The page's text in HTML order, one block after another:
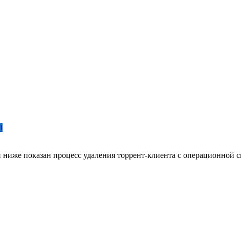
показан процесс удаления торрент-клиента с операционной